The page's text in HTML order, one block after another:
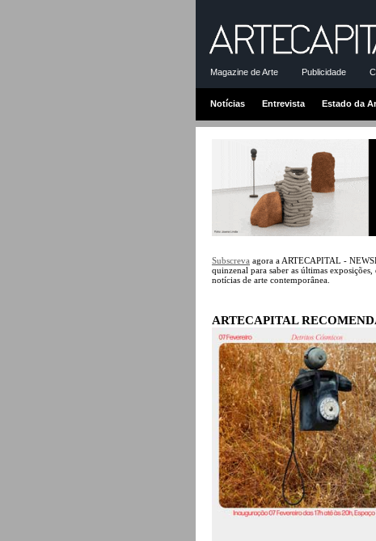
Magazine de Arte Publicidade
Notícias Entrevista Estado da
Subscreva agora a ARTECAPITAL -
quinzenal para saber as últimas exposições,
notícias de arte contemporânea.
ARTECAPITAL